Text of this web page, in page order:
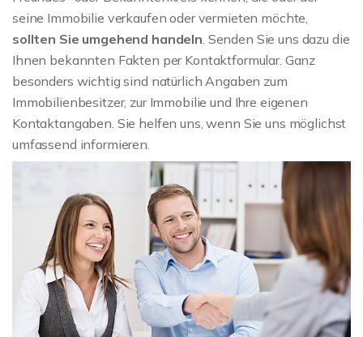
seine Immobilie verkaufen oder vermieten möchte,
sollten Sie umgehend handeln. Senden Sie uns dazu die
Ihnen bekannten Fakten per Kontaktformular. Ganz
besonders wichtig sind natürlich Angaben zum
Immobilienbesitzer, zur Immobilie und Ihre eigenen
Kontaktangaben. Sie helfen uns, wenn Sie uns möglichst
umfassend informieren.